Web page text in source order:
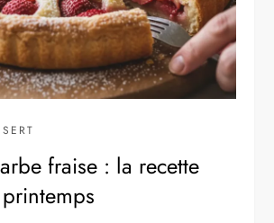
fraise : la recette